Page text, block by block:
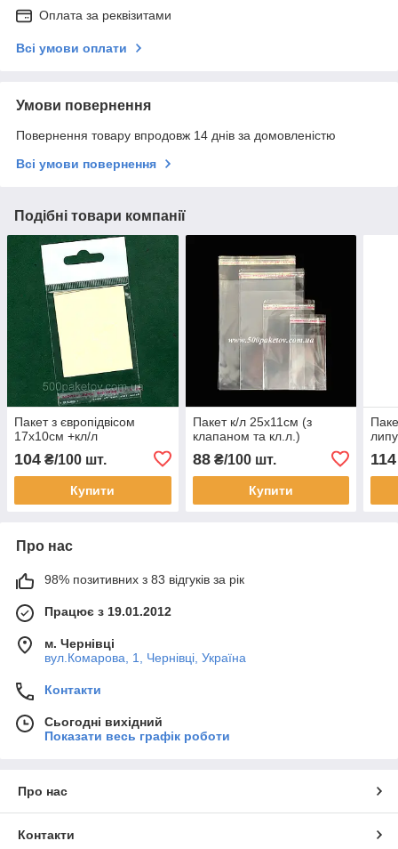
Оплата за реквізитами
Всі умови оплати
Умови повернення
Повернення товару впродовж 14 днів за домовленістю
Всі умови повернення
Подібні товари компанії
Пакет з європідвісом
17х10см +кл/л
104 ₴/100 шт.
Купити
Пакет к/л 25х11см (з
клапаном та кл.л.)
88₴/100 шт.
Купити
114
Про нас
98% позитивних з 83 відгуків за рік
Працює з 19.01.2012
м. Чернівці
вул.Комарова, 1, Чернівці, Україна
Контакти
Сьогодні вихідний
Показати весь графік роботи
Про нас
Контакти